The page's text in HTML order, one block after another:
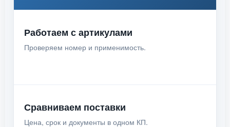
Работаем с артикулами
Проверяем номер и применимость.
Сравниваем поставки
Цена, срок и документы в одном КП.